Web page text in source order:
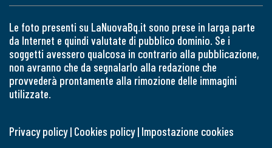
Le foto presenti su LaNuovaBq.it sono prese in larga parte
da Internet e quindi valutate di pubblico dominio. Se i
soggetti avessero qualcosa in contrario alla pubblicazione,
non avranno che da segnalarlo alla redazione che
provvederà prontamente alla rimozione delle immagini
utilizzate.
Privacy policy| Cookies policy| Impostazione cookies